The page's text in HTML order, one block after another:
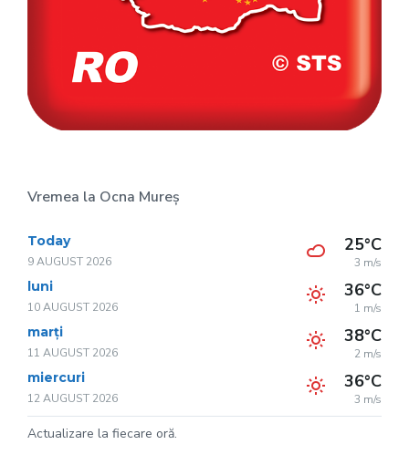
Vremea la Ocna Mureș
Today
9 AUGUST 2026
25°C
3 m/s
luni
10 AUGUST 2026
36°C
1 m/s
marți
11 AUGUST 2026
38°C
2 m/s
miercuri
12 AUGUST 2026
36°C
3 m/s
Actualizare la fiecare oră.